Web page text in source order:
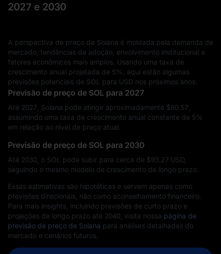
2027 e 2030
A perspectiva de preço de Solana é moldada pela demanda de
mercado, tendências de adoção, envolvimento institucional e
fatores econômicos mais amplos. Usando uma taxa de
crescimento anual projetada de 5%, aqui estão algumas
previsões potenciais de SOL para USD nos próximos anos:
Previsão de preço de SOL para 2027
Até 2027, Solana pode atingir aproximadamente $‎80.57,
assumindo uma taxa de crescimento anual constante de 5%
em relação ao nível de preço atual.
Previsão de preço de SOL para 2030
Até 2030, o SOL pode subir para cerca de $‎93.27 USD,
seguindo o mesmo modelo de crescimento de longo prazo.
Essas estimativas são hipotéticas e servem apenas como
previsões direcionais, não como aconselhamento financeiro.
Para mais insights, incluindo previsões de curto prazo e
projeções de longo prazo até 2040, visite nossa página de
previsão de preço de Solana para análises detalhadas do
mercado e cenários futuros.